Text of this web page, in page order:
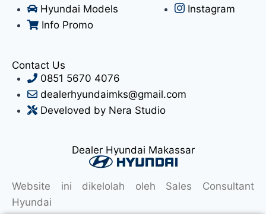
Hyundai Models
Info Promo
Instagram
Contact Us
0851 5670 4076
dealerhyundaimks@gmail.com
Develoved by Nera Studio
Dealer Hyundai Makassar
Website ini dikelolah oleh Sales Consultant
Hyundai